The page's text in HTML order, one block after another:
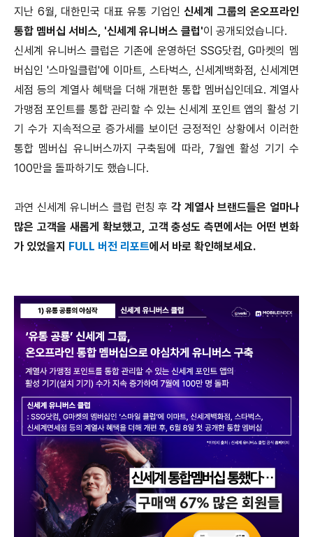
지난 6월, 대한민국 대표 유통 기업인 신세계 그룹의 온오프라인
통합 멤버십 서비스, '신세계 유니버스 클럽'이 공개되었습니다.
신세계 유니버스 클럽은 기존에 운영하던 SSG닷컴, G마켓의 멤
버십인 '스마일클럽'에 이마트, 스타벅스, 신세계백화점, 신세계면
세점 등의 계열사 혜택을 더해 개편한 통합 멤버십인데요. 계열사
가맹점 포인트를 통합 관리할 수 있는 신세계 포인트 앱의 활성 기
기 수가 지속적으로 증가세를 보이던 긍정적인 상황에서 이러한
통합 멤버십 유니버스까지 구축됨에 따라, 7월엔 활성 기기 수
100만을 돌파하기도 했습니다.
과연 신세계 유니버스 클럽 런칭 후각 계열사 브랜드들은 얼마나
많은 고객을 새롭게 확보했고, 고객 충성도 측면에서는 어떤 변화
가 있었을지 FULL 버전 리포트에서 바로 확인해보세요.